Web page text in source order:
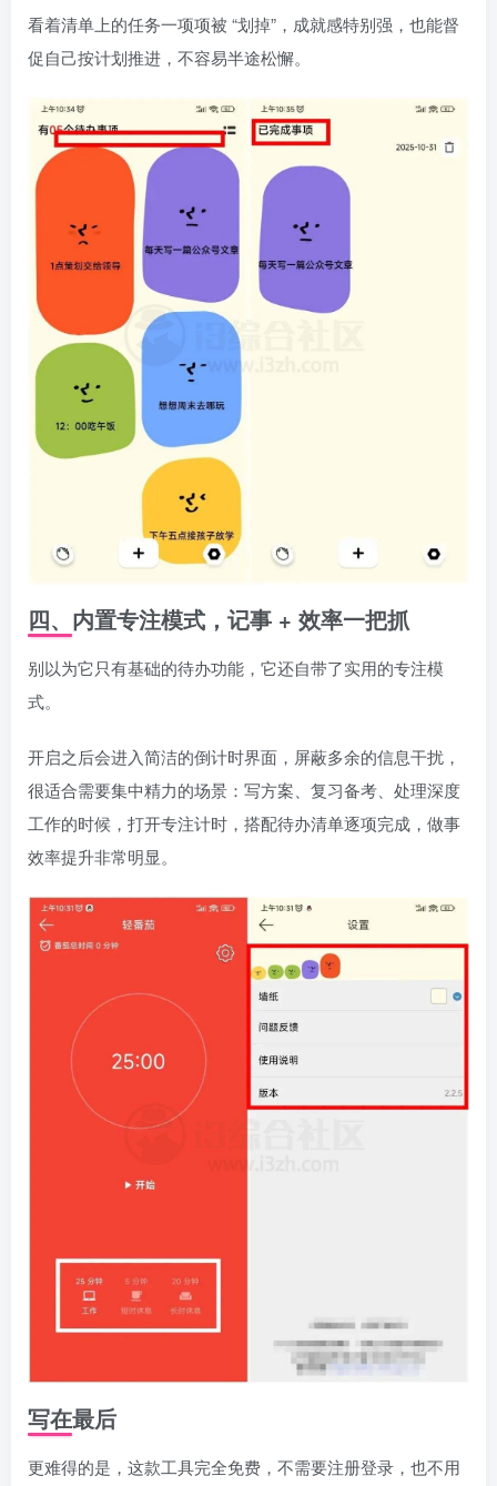
看着清单上的任务一项项被 “划掉”，成就感特别强，也能督
促自己按计划推进，不容易半途松懈。
四、内置专注模式，记事 + 效率一把抓
别以为它只有基础的待办功能，它还自带了实用的专注模
式。
开启之后会进入简洁的倒计时界面，屏蔽多余的信息干扰，
很适合需要集中精力的场景：写方案、复习备考、处理深度
工作的时候，打开专注计时，搭配待办清单逐项完成，做事
效率提升非常明显。
写在最后
更难得的是，这款工具完全免费，不需要注册登录，也不用